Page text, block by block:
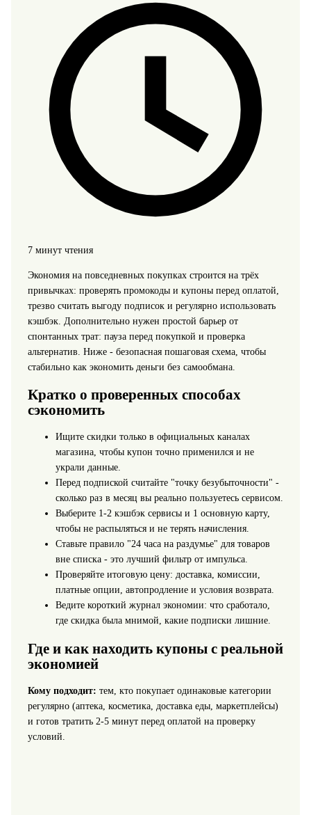
7 минут чтения
Экономия на повседневных покупках строится на трёх
привычках: проверять промокоды и купоныперед оплатой,
трезво считать выгоду подписок и регулярно использовать
кэшбэк. Дополнительно нужен простой барьер от
спонтанных трат: пауза перед покупкой и проверка
альтернатив. Ниже - безопасная пошаговая схема, чтобы
стабильно как экономить деньги без самообмана.
Кратко о проверенных способах
сэкономить
Ищите скидки только в официальных каналах
магазина, чтобы купон точно применился и не
украли данные.
Перед подпиской считайте "точку безубыточности" -
сколько раз в месяц вы реально пользуетесь сервисом.
Выберите 1-2 кэшбэк сервисыи 1 основную карту,
чтобы не распыляться и не терять начисления.
Ставьте правило "24 часа на раздумье" для товаров
вне списка - это лучший фильтр от импульса.
Проверяйте итоговую цену: доставка, комиссии,
платные опции, автопродление и условия возврата.
Ведите короткий журнал экономии: что сработало,
где скидка была мнимой, какие подписки лишние.
Где и как находить купоны с реальной
экономией
Кому подходит: тем, кто покупает одинаковые категории
регулярно (аптека, косметика, доставка еды, маркетплейсы)
и готов тратить 2-5 минут перед оплатой на проверку
условий.